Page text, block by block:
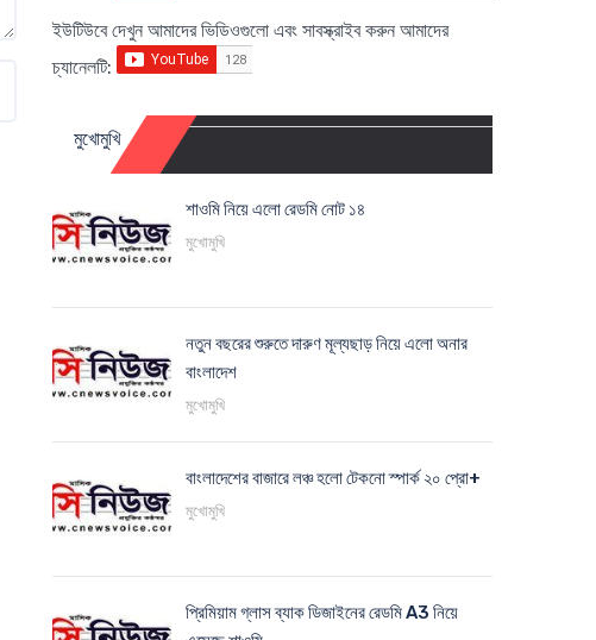
ইউটিউবে দেখুন আমাদের ভিডিওগুলো এবং সাবস্ক্রাইব করুন আমাদের
চ্যানেলটি:
মুখোমুখি
শাওমি নিয়ে এলো রেডমি নোট ১৪
মুখোমুখি
নতুন বছরের শুরুতে দারুণ মূল্যছাড় নিয়ে এলো অনার
বাংলাদেশ
মুখোমুখি
বাংলাদেশের বাজারে লঞ্চ হলো টেকনো স্পার্ক ২০ প্রো+
মুখোমুখি
প্রিমিয়াম গ্লাস ব্যাক ডিজাইনের রেডমি A3 নিয়ে